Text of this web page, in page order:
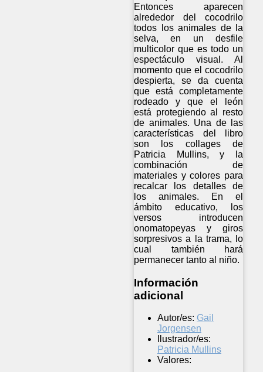
Entonces aparecen
alrededor del cocodrilo
todos los animales de la
selva, en un desfile
multicolor que es todo un
espectáculo visual. Al
momento que el cocodrilo
despierta, se da cuenta
que está completamente
rodeado y que el león
está protegiendo al resto
de animales. Una de las
características del libro
son los collages de
Patricia Mullins, y la
combinación de
materiales y colores para
recalcar los detalles de
los animales. En el
ámbito educativo, los
versos introducen
onomatopeyas y giros
sorpresivos a la trama, lo
cual también hará
permanecer tanto al niño.
Información
adicional
Autor/es: Gail
Jorgensen
Ilustrador/es:
Patricia Mullins
Valores: